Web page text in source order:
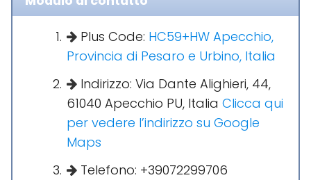
Plus Code: HC59+HW Apecchio,
Provincia di Pesaro e Urbino, Italia
Indirizzo: Via Dante Alighieri, 44,
61040 Apecchio PU, Italia Clicca qui
per vedere l’indirizzo su Google
Maps
Telefono: +39072299706